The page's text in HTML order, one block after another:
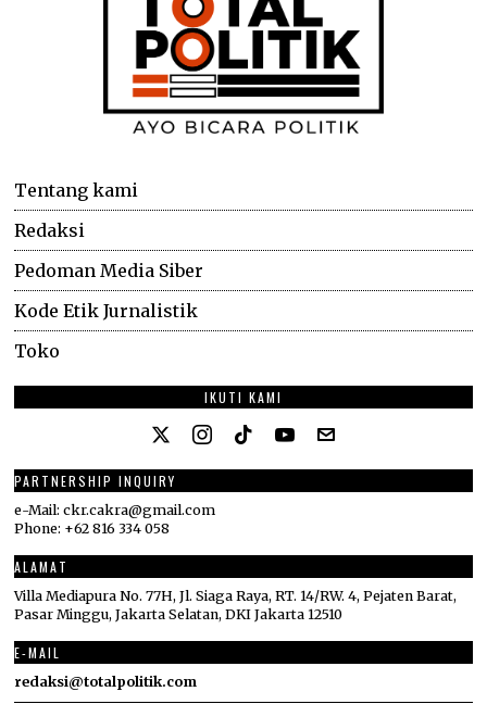
Tentang kami
Redaksi
Pedoman Media Siber
Kode Etik Jurnalistik
Toko
IKUTI KAMI
PARTNERSHIP INQUIRY
e-Mail: ckr.cakra@gmail.com
Phone: +62 816 334 058
ALAMAT
Villa Mediapura No. 77H, Jl. Siaga Raya, RT. 14/RW. 4, Pejaten Barat,
Pasar Minggu, Jakarta Selatan, DKI Jakarta 12510
E-MAIL
redaksi@totalpolitik.com